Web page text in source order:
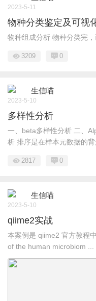
2023-5-11
物种分类鉴定及可视
物种组成分析 物种分类完
3209 0
生信喵
2023-5-10
多样性分析
一、beta多样性分析 二、
析 排序是在样本元数据的背
2817 0
生信喵
2023-5-10
qiime2实战
本案例是 qiime2 官方教程
of the human microbiom ...